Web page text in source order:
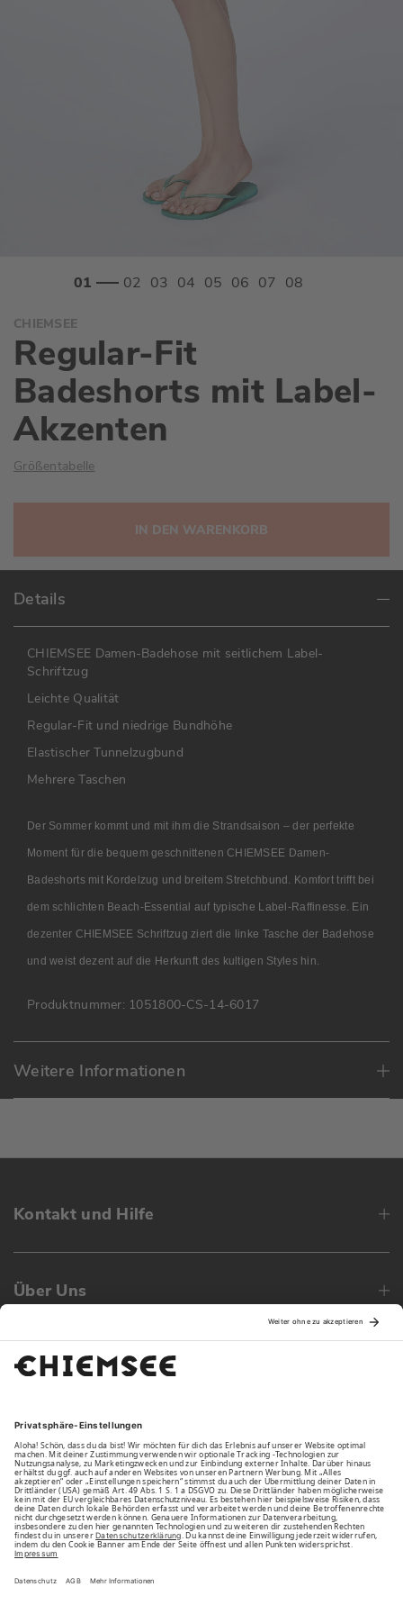
Anfang
der
Bildgalerie
springen
CHIEMSEE
Regular-Fit
Badeshorts mit Label-
Akzenten
Größentabelle
IN DEN WARENKORB
Details
CHIEMSEE Damen-Badehose mit seitlichem Label-
Schriftzug
Leichte Qualität
Regular-Fit und niedrige Bundhöhe
Elastischer Tunnelzugbund
Mehrere Taschen
Der Sommer kommt und mit ihm die Strandsaison – der perfekte
Moment für die bequem geschnittenen CHIEMSEE Damen-
Badeshorts mit Kordelzug und breitem Stretchbund. Komfort trifft bei
dem schlichten Beach-Essential auf typische Label-Raffinesse. Ein
dezenter CHIEMSEE Schriftzug ziert die linke Tasche der Badehose
und weist dezent auf die Herkunft des kultigen Styles hin.
Produktnummer: 1051800-CS-14-6017
Weitere Informationen
Kontakt und Hilfe
Über Uns
Family
Unsere Vorteile
Unsere Partner